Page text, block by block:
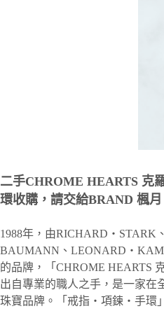
二手CHROME HEARTS 克
環收購，請交給BRAND 楓月
1988年，由RICHARD・STARK
BAUMANN、LEONARD・
的品牌，「CHROME HEARTS
出自專業的職人之手，是一家在
珠寶品牌。「戒指・項鍊・手環